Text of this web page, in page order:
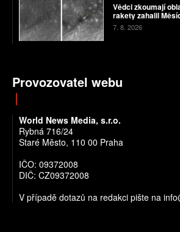
Vědci zkoumají
rakety zahalil
7. 8. 2026
Provozovatel webu
World News Media, s.r.o.
Rybná 716/24
Staré Město, 110 00 Praha
IČO: 09372008
DIČ: CZ09372008
V případě dotazů na redakci pište na